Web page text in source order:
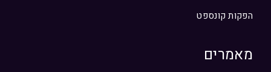
הפקות קונספט
מאמרים